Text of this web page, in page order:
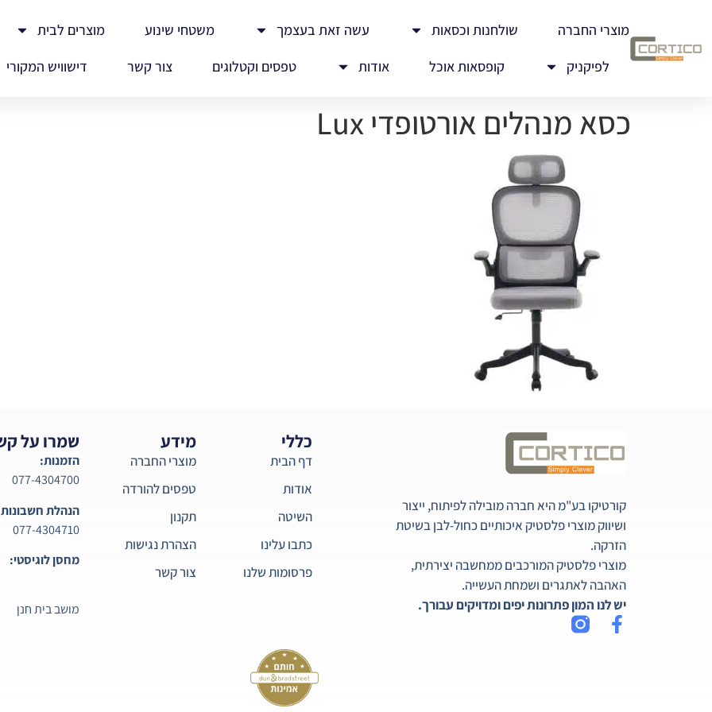
מוצרי החברה שולחנות וכסאות עשה זאת בעצמך משטחי שינוע
מוצרים לבית
לפיקניק
קופסאות אוכל אודות טפסים וקטלוגים צור קשר דישוויש המקורי
כסא מנהלים אורטופדי Lux
קורטיקו בע"מ היא חברה מובילה לפיתוח, ייצור
ושיווק מוצרי פלסטיק איכותיים כחול-לבן בשיטת
הזרקה.
מוצרי פלסטיק המורכבים ממחשבה יצירתית,
האהבה לאתגרים ושמחת העשייה.
יש לנו המון פתרונות יפים ומדויקים עבורך.
כללי
דף הבית
אודות
השיטה
כתבו עלינו
פרסומות שלנו
מידע
מוצרי החברה
טפסים להורדה
תקנון
הצהרת נגישות
צור קשר
שמרו על
הזמנות:
077-4304700
הנהלת
077-4304710
מחסן לוגיסטי:
מושב בית חנן